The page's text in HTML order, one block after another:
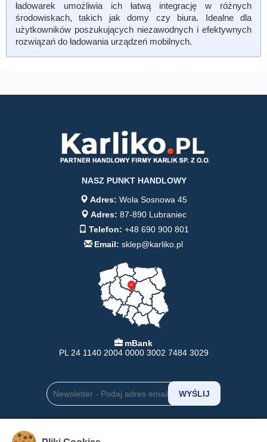
ładowarek umożliwia ich łatwą integrację w różnych
środowiskach, takich jak domy czy biura. Idealne dla
użytkowników poszukujących niezawodnych i efektywnych
rozwiązań do ładowania urządzeń mobilnych.
NASZ PUNKT HANDLOWY
Adres: Wola Sosnowa 45
Adres: 87-890 Lubraniec
Telefon: +48 690 900 801
Email: sklep@karliko.pl
mBank
PL 24 1140 2004 0000 3002 7484 3029
INFORMACJE